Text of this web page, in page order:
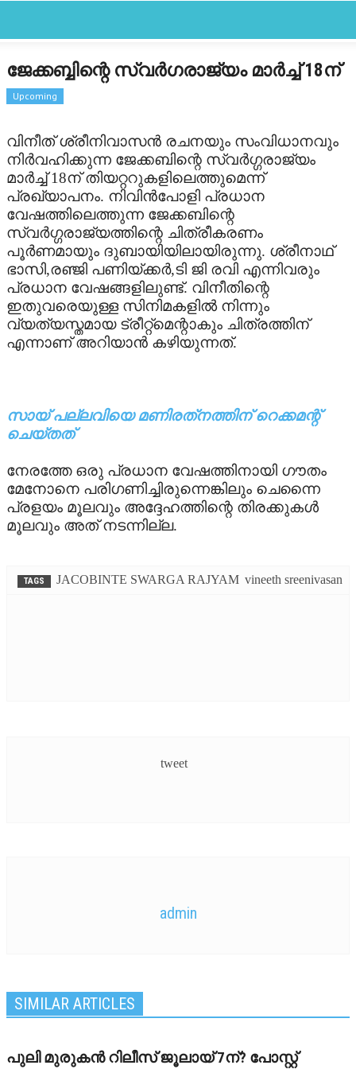
FEATURED
REVIEW
GALLERY
LATEST
OTHER LANGUAGE
STARBYTE
STARBYTES
UPCOMING
VIDEO
ജേക്കബ്ബിന്റെ സ്വര്‍ഗരാജ്യം മാര്‍ച്ച് 18ന്
Upcoming
വിനീത് ശ്രീനിവാസന്‍ രചനയും സംവിധാനവും
നിര്‍വഹിക്കുന്ന ജേക്കബിന്റെ സ്വര്‍ഗ്ഗരാജ്യം
മാര്‍ച്ച് 18ന് തിയറ്ററുകളിലെത്തുമെന്ന്
പ്രഖ്യാപനം. നിവിന്‍പോളി പ്രധാന
വേഷത്തിലെത്തുന്ന ജേക്കബിന്റെ
സ്വര്‍ഗ്ഗരാജ്യത്തിന്റെ ചിത്രീകരണം
പൂര്‍ണമായും ദുബായിയിലായിരുന്നു. ശ്രീനാഥ്
ഭാസി,രഞ്ജി പണിയ്ക്കര്‍,ടി ജി രവി എന്നിവരും
പ്രധാന വേഷങ്ങളിലുണ്ട്. വിനീതിന്റെ
ഇതുവരെയുള്ള സിനിമകളില്‍ നിന്നും
വ്യത്യസ്തമായ ട്രീറ്റ്‌മെന്റാകും ചിത്രത്തിന്
എന്നാണ് അറിയാന്‍ കഴിയുന്നത്.
സായ് പല്ലവിയെ മണിരത്‌നത്തിന് റെക്കമന്റ്
ചെയ്തത്
നേരത്തേ ഒരു പ്രധാന വേഷത്തിനായി ഗൗതം
മേനോനെ പരിഗണിച്ചിരുന്നെങ്കിലും ചെന്നൈ
പ്രളയം മൂലവും അദ്ദേഹത്തിന്റെ തിരക്കുകള്‍
മൂലവും അത് നടന്നില്ല.
TAGS JACOBINTE SWARGA RAJYAM vineeth sreenivasan
tweet
admin
SIMILAR ARTICLES
പുലി മുരുകന്‍ റിലീസ് ജൂലായ് 7ന്? പോസ്റ്റ്